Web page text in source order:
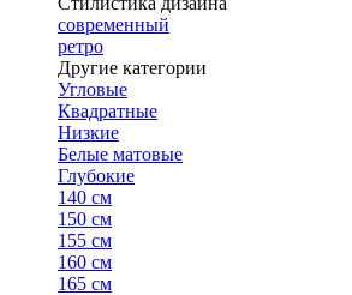
современный
ретро
Другие категории
Угловые
Квадратные
Низкие
Белые матовые
Глубокие
140 см
150 см
155 см
160 см
165 см